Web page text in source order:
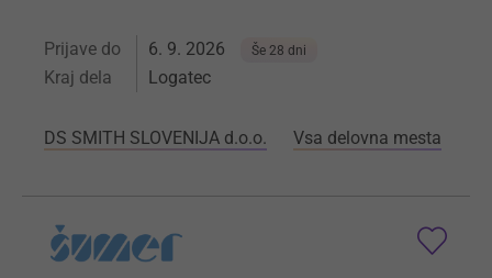
Prijave do 6. 9. 2026 Še 28 dni
Kraj dela Logatec
DS SMITH SLOVENIJA d.o.o. Vsa delovna mesta